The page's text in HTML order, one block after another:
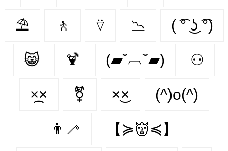
⛱️ 🚶‍ ⍢ 📉 ( ͡° ͜ʖ ͡°)
😸 🍹 (▰˘︹˘▰) ⚇
×᷼× ⚧ ×͜× (^)o(^)
👨‍🦯‍ 【≽👹≼】